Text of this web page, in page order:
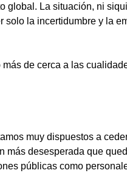
global. La situación, ni
solo la incertidumbre y la
de cerca a las
muy dispuestos a
más desesperada que
públicas como